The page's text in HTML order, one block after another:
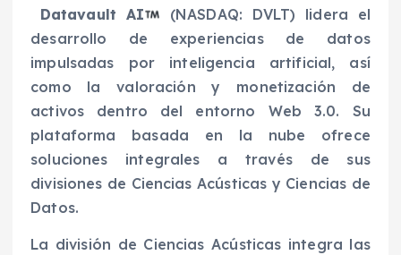
Datavault AI
(NASDAQ: DVLT) lidera el
desarrollo de experiencias de datos
impulsadas por inteligencia artificial, así
como la valoración y monetización de
activos dentro del entorno Web 3.0. Su
plataforma basada en la nube ofrece
soluciones integrales a través de sus
divisiones de Ciencias Acústicas y Ciencias de
Datos.
La división de Ciencias Acústicas integra las